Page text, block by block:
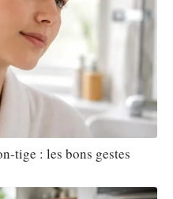
tige : les bons gestes